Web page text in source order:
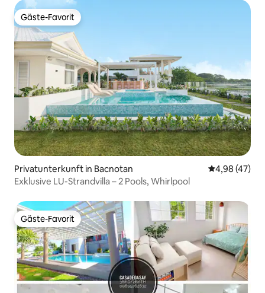
Gäste-Favorit
Gäste-Favorit
Privatunterkunft in Bacnotan
4,98 (47)
Exklusive LU-Strandvilla – 2 Pools, Whirlpool
Gäste-Favorit
Gäste-Favorit